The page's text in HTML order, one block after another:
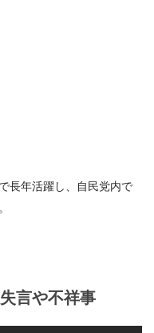
長年活躍し、自民党内で
言や不祥事